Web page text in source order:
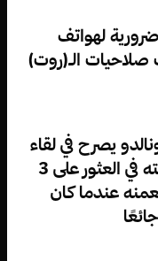
ضرورية لهواتف
صلاحيات الـ(روت)
يصرح في لقاء
صحفي برغبته في العثور على 3
عندما كان